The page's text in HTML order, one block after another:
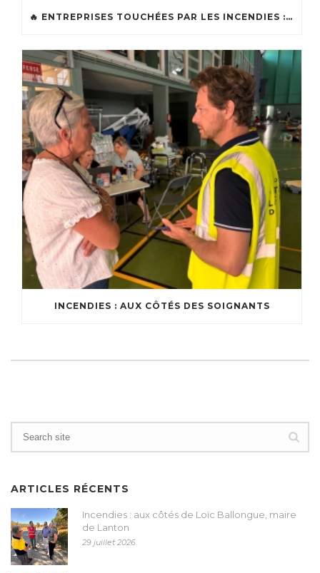
🔥 ENTREPRISES TOUCHÉES PAR LES INCENDIES : LES DISPOSITIFS D’ACCOMPAGNEMENT MIS EN PLACE AFIN DE SOUTENIR LES ENTREPRISES ET LES TRAVAILLEURS INDÉPENDANTS IMPACTÉS SUR LE BASSIN D’ARCACHON
INCENDIES : AUX CÔTÉS DES SOIGNANTS
ARTICLES RÉCENTS
Incendies : aux côtés de Loïc Ballongue, maire
de Lanton
29 juillet 2026